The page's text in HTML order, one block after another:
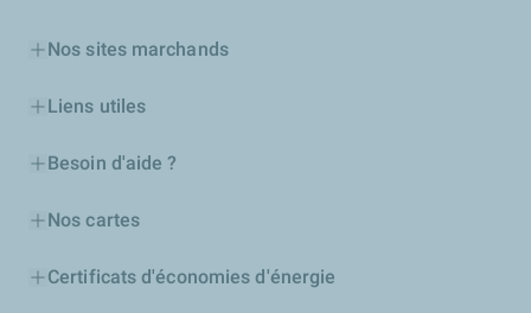
Nos sites marchands
Liens utiles
Besoin d'aide ?
Nos cartes
Certificats d'économies d'énergie